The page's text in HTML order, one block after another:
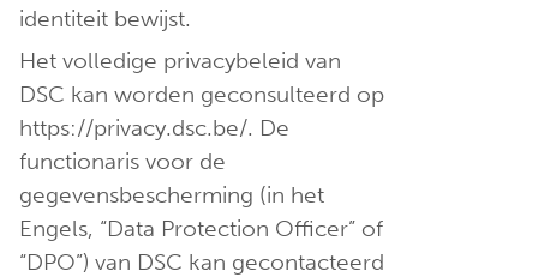
identiteit bewijst.
Het volledige privacybeleid van
DSC kan worden geconsulteerd op
https://privacy.dsc.be/. De
functionaris voor de
gegevensbescherming (in het
Engels, “Data Protection Officer” of
“DPO”) van DSC kan gecontacteerd